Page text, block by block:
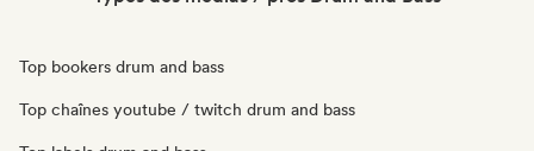
Top bookers drum and bass
Top chaînes youtube / twitch drum and bass